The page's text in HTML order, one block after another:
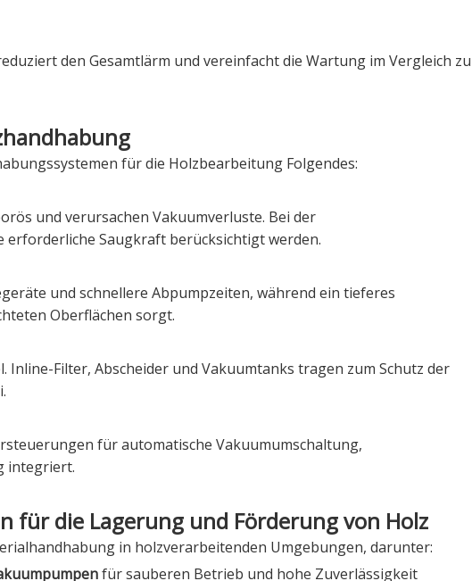
den Gesamtlärm und vereinfacht die Wartung im Vergleich zu
für die Holzbearbeitung Folgendes:
und verursachen Vakuumverluste. Bei der
Saugkraft berücksichtigt werden.
und schnellere Abpumpzeiten, während ein tieferes
Oberflächen sorgt.
Filter, Abscheider und Vakuumtanks tragen zum Schutz der
für automatische Vakuumumschaltung,
integriert.
für die Lagerung und Förderung von Holz
in holzverarbeitenden Umgebungen, darunter:
für sauberen Betrieb und hohe Zuverlässigkeit